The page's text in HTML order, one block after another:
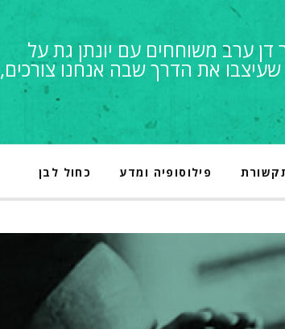
דן ערב משוחחים עם יונתן גת על
שעיצבו את הדרך שבה אנחנו צורכים,
פילוסופיה ומדע כחול לבן